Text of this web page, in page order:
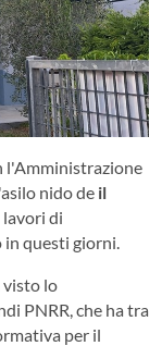
l'Amministrazione
nido de il
lavori di
in questi giorni.
visto lo
PNRR, che ha tra
per il